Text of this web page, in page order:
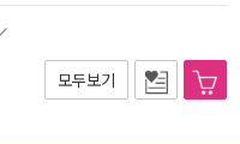
모두보기